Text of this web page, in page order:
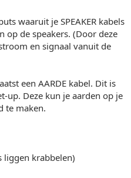
waaruit je SPEAKER kabels
op de speakers. (Door deze
en signaal vanuit de
een AARDE kabel. Dit is
up. Deze kun je aarden op je
te maken.
liggen krabbelen)